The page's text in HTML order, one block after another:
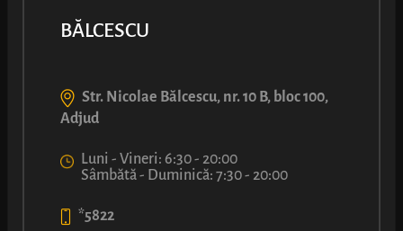
BĂLCESCU
Str. Nicolae Bălcescu, nr. 10 B, bloc 100,
Adjud
Luni - Vineri: 6:30 - 20:00
Sâmbătă - Duminică: 7:30 - 20:00
*5822